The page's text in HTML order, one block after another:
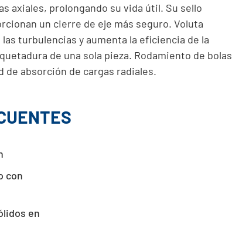
axiales, prolongando su vida útil. Su sello
un cierre de eje más seguro. Voluta
turbulencias y aumenta la eficiencia de la
de una sola pieza. Rodamiento de bolas
de absorción de cargas radiales.
con
en